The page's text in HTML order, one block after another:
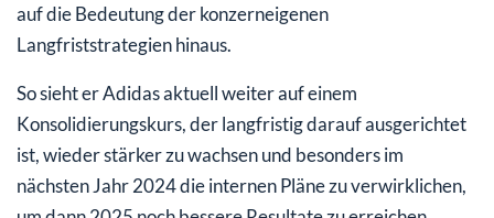
auf die Bedeutung der konzerneigenen
Langfriststrategien hinaus.
So sieht er Adidas aktuell weiter auf einem
Konsolidierungskurs, der langfristig darauf ausgerichtet
ist, wieder stärker zu wachsen und besonders im
nächsten Jahr 2024 die internen Pläne zu verwirklichen,